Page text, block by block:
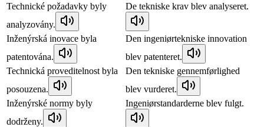
Technické požadavky byly
analyzovány.
De tekniske krav blev analyseret.
Inženýrská inovace byla
patentována.
Den ingeniørtekniske innovation
blev patenteret.
Technická proveditelnost byla
posouzena.
Den tekniske gennemførlighed
blev vurderet.
Inženýrské normy byly
dodrženy.
Ingeniørstandarderne blev fulgt.